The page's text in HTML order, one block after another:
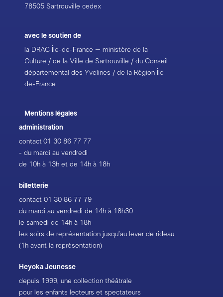
78505 Sartrouville cedex
avec le soutien de
la DRAC Île-de-France – ministère de la
Culture / de la Ville de Sartrouville / du Conseil
départemental des Yvelines / de la Région Île-
de-France
Mentions légales
administration
contact 01 30 86 77 77
- du mardi au vendredi
de 10h à 13h et de 14h à 18h
billetterie
contact 01 30 86 77 79
du mardi au vendredi de 14h à 18h30
le samedi de 14h à 18h
les soirs de représentation jusqu’au lever de rideau
(1h avant la représentation)
Heyoka Jeunesse
depuis 1999, une collection théâtrale
pour les enfants lecteurs et spectateurs